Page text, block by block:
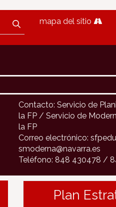
mapa del sitio
Contacto: Servicio de
la FP / Servicio de
la FP
Correo electrónico:
smoderna@navarra.es
Teléfono: 848 430478 /
Plan